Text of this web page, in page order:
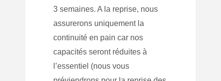
3 semaines. A la reprise, nous
assurerons uniquement la
continuité en pain car nos
capacités seront réduites à
l’essentiel (nous vous